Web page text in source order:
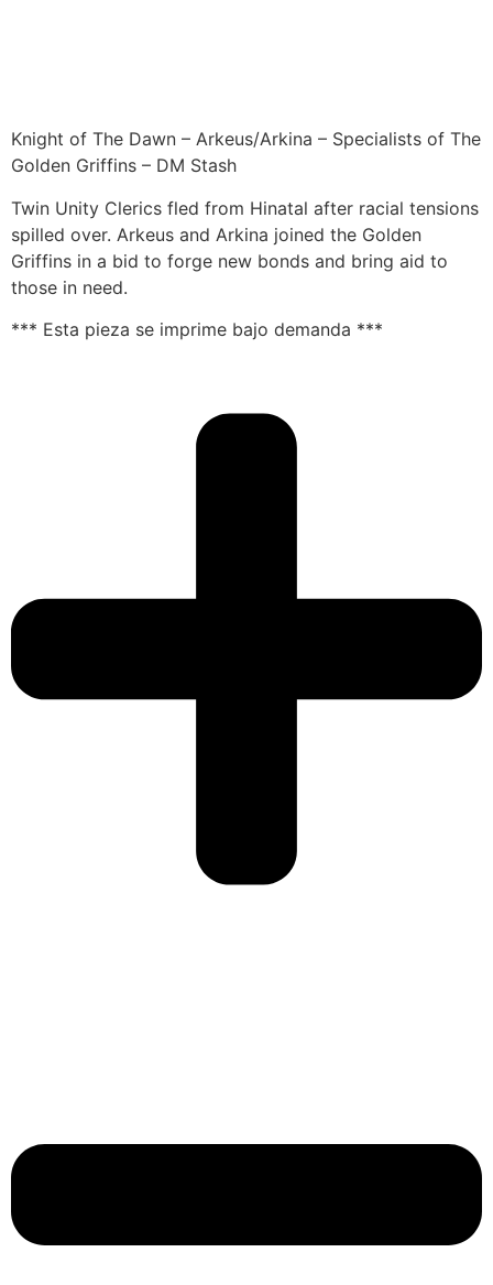
Knight of The Dawn – Arkeus/Arkina – Specialists of The
Golden Griffins – DM Stash
Twin Unity Clerics fled from Hinatal after racial tensions
spilled over. Arkeus and Arkina joined the Golden
Griffins in a bid to forge new bonds and bring aid to
those in need.
*** Esta pieza se imprime bajo demanda ***